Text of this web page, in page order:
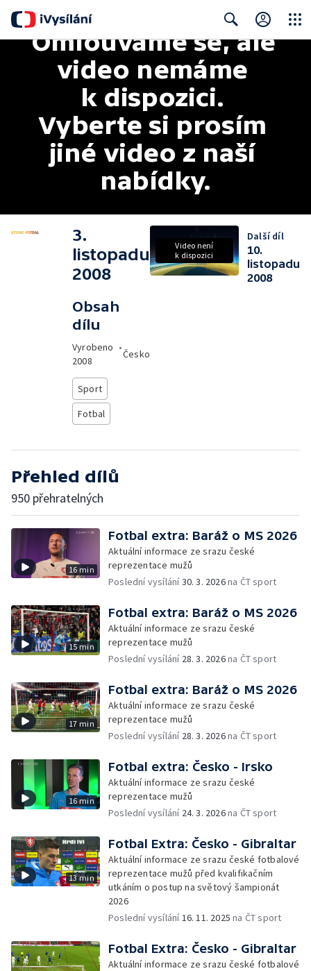
Search
Omlouváme se, ale
video nemáme
k dispozici.
Vyberte si prosím
jiné video z naší
nabídky.
3.
listopadu
2008
Obsah
dílu
Vyrobeno
2008
•
Česko
Sport
Fotbal
Video není
k dispozici
Další díl
10.
listopadu
2008
Přehled dílů
950 přehratelných
16 min
Fotbal extra: Baráž o MS 2026
Aktuální informace ze srazu české
reprezentace mužů
Poslední vysílání30. 3. 2026na ČT sport
15 min
Fotbal extra: Baráž o MS 2026
Aktuální informace ze srazu české
reprezentace mužů
Poslední vysílání 28. 3. 2026na ČT sport
17 min
Fotbal extra: Baráž o MS 2026
Aktuální informace ze srazu české
reprezentace mužů
Poslední vysílání 28. 3. 2026na ČT sport
16 min
Fotbal extra: Česko - Irsko
Aktuální informace ze srazu české
reprezentace mužů
Poslední vysílání 24. 3. 2026na ČT sport
13 min
Fotbal Extra: Česko - Gibraltar
Aktuální informace ze srazu české fotbalové
reprezentace mužů před kvalifikačním
utkáním o postup na světový šampionát
2026
Poslední vysílání16. 11. 2025 na ČT sport
Fotbal Extra: Česko - Gibraltar
Aktuální informace ze srazu české fotbalové